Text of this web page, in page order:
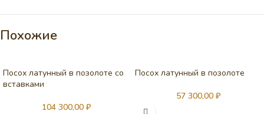
Похожие
Посох латунный в позолоте со
вставками
104 300,00 ₽
Посох латунный в позолоте
57 300,00 ₽